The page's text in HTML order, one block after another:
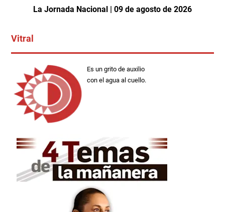
La Jornada Nacional | 09 de agosto de 2026
Vitral
Es un grito de auxilio
con el agua al cuello.